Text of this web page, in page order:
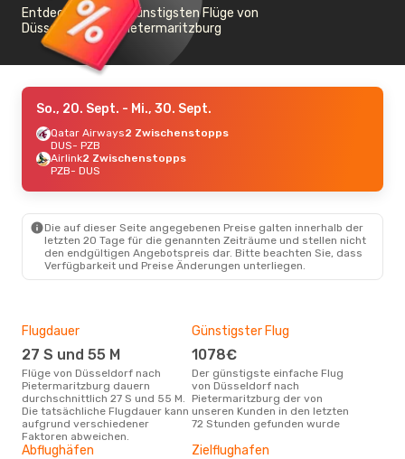
Entdecken Sie die günstigsten Flüge von
Düsseldorf nach Pietermaritzburg
So., 20. Sept. - Mi., 30. Sept.
Qatar Airways2 Zwischenstopps
DUS- PZB
Airlink2 Zwischenstopps
PZB- DUS
Die auf dieser Seite angegebenen Preise galten innerhalb der
letzten 20 Tage für die genannten Zeiträume und stellen nicht
den endgültigen Angebotspreis dar. Bitte beachten Sie, dass
Verfügbarkeit und Preise Änderungen unterliegen.
Flugdauer
27 S und 55 M
Flüge von Düsseldorf nach
Pietermaritzburg dauern
durchschnittlich 27 S und 55 M.
Die tatsächliche Flugdauer kann
aufgrund verschiedener
Faktoren abweichen.
Günstigster Flug
1078€
Der günstigste einfache Flug
von Düsseldorf nach
Pietermaritzburg der von
unseren Kunden in den letzten
72 Stunden gefunden wurde
Abflughäfen Zielflughafen